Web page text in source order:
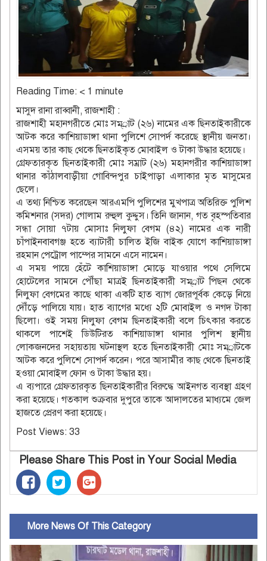
Reading Time: < 1 minute
মাসুদ রানা রাব্বানী, রাজশাহী :
রাজশাহী মহানগরীতে মোঃ সম্্রাট (২৬) নামের এক ছিনতাইকারীকে
আটক করে কাশিয়াডাঙ্গা থানা পুলিশে সোপর্দ করেছে স্থানীয় জনতা।
এসময় তার কাছ থেকে ছিনতাইকৃত মোবাইল ও টাকা উদ্ধার হয়েছে।
গ্রেফতারকৃত ছিনতাইকারী মোঃ সম্রাট (২৬) মহানগরীর কাশিয়াডাঙ্গা
থানার কাঁঠালবাড়ীয়া গোবিন্দপুর চাইপাড়া এলাকার মৃত মাসুমের
ছেলে।
এ তথ্য নিশ্চিত করেছেন আরএমপি পুলিশের মুখপাত্র অতিরিক্ত পুলিশ
কমিশনার (সদর) গোলাম রুহুল কুদ্দুস। তিনি জানান, গত বৃহস্পতিবার
সন্ধা সোয়া ৭টায় মোসাঃ নিলুফা বেগম (৪২) নামের এক নারী
চাঁপাইনবাবগঞ্জ হতে ব্যাটারী চালিত ইজি বাইক যোগে কাশিয়াডাঙ্গা
রহমান পেট্রোল পাম্পের সামনে এসে নামেন।
এ সময় পায়ে হেঁটে কাশিয়াডাঙ্গা মোড়ে যাওয়ার পথে সেলিমে
হোটেলের সামনে পৌঁছা মাত্রই ছিনতাইকারী সম্্রাট পিছন থেকে
নিলুফা বেগমের কাছে থাকা একটি হাত ব্যাগ জোরপূর্বক কেড়ে নিয়ে
দৌঁড়ে পালিয়ে যায়। হাত ব্যাগের মধ্যে ২টি মোবাইল ও নগদ টাকা
ছিলো। ওই সময় নিলুফা বেগম ছিনতাইকারী বলে চিৎকার করতে
থাকলে পাশেই ডিউটিরত কাশিয়াডাঙ্গা থানার পুলিশ স্থানীয়
লোকজনদের সহায়তায় ঘটনাস্থল হতে ছিনতাইকারী মোঃ সম্্রাটকে
আটক করে পুলিশে সোপর্দ করেন। পরে আসামীর কাছ থেকে ছিনতাই
হওয়া মোবাইল ফোন ও টাকা উদ্ধার হয়।
এ ব্যপারে গ্রেফতারকৃত ছিনতাইকারীর বিরুদ্ধে আইনগত ব্যবস্থা গ্রহণ
করা হয়েছে। গতকাল শুক্রবার দুপুরে তাকে আদালতের মাধ্যমে জেল
হাজতে প্রেরণ করা হয়েছে।
Post Views: 33
Please Share This Post in Your Social Media
More News Of This Category